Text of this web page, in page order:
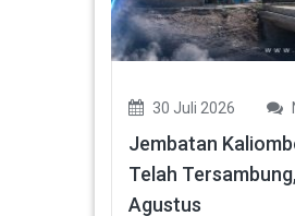
30 Juli 2026
Jembatan
Telah
Agustus